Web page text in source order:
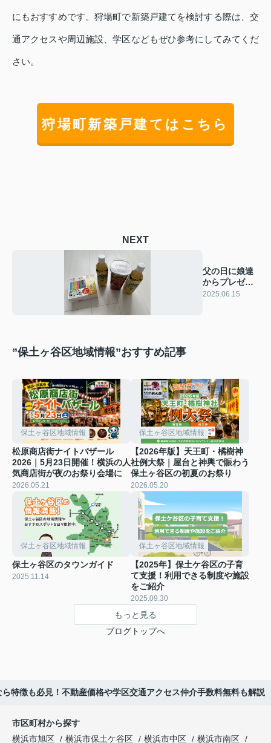
にもおすすめです。狩場町で新築戸建てを検討する際は、交
通アクセスや周辺施設、学区などもぜひ参考にしてみてくだ
さい。
狩場町新築戸建てはこちら
NEXT
父の日に娘達
からプレゼン
トをもらいま
2025.06.15
”保土ヶ谷区地域情報”おすすめ記事
保土ヶ谷区地域情報
松原商店街ナイトバザール
2026｜5月23日開催！横浜の人
気商店街が夜のお祭り会場に
2026.05.21
保土ヶ谷区地域情報
【2026年版】天王町・橘樹神
社例大祭｜屋台と神輿で賑わう
保土ヶ谷区の初夏のお祭り
2026.05.20
保土ヶ谷区地域情報
保土ヶ谷区のタウンガイド
2025.11.14
保土ヶ谷区地域情報
【2025年】保土ケ谷区の子育
て支援！利用できる制度や施設
をご紹介
2025.09.30
もっと見る
ブログトップへ
特徴も必見！不動産価格や学区交通アクセス仲介手数料無料も解説
市区町村から探す
横浜市旭区
横浜市保土ケ谷区 横浜市中区
横浜市南区